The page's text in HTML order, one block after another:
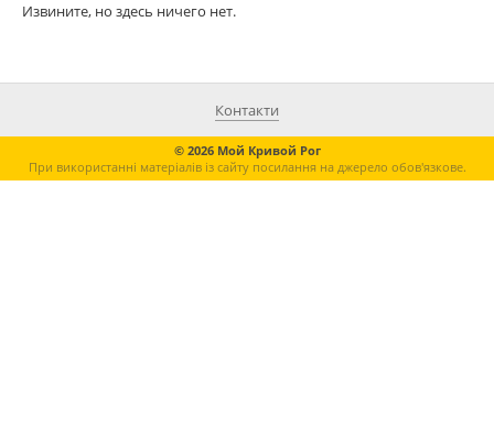
Извините, но здесь ничего нет.
Контакти
© 2026 Мой Кривой Рог
При використанні матеріалів із сайту посилання на джерело обов'язкове.